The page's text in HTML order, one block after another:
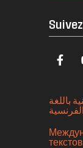
باللغة
الفرنسية
текстов